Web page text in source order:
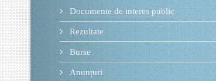
Documente de interes public
Rezultate
Burse
Anunțuri